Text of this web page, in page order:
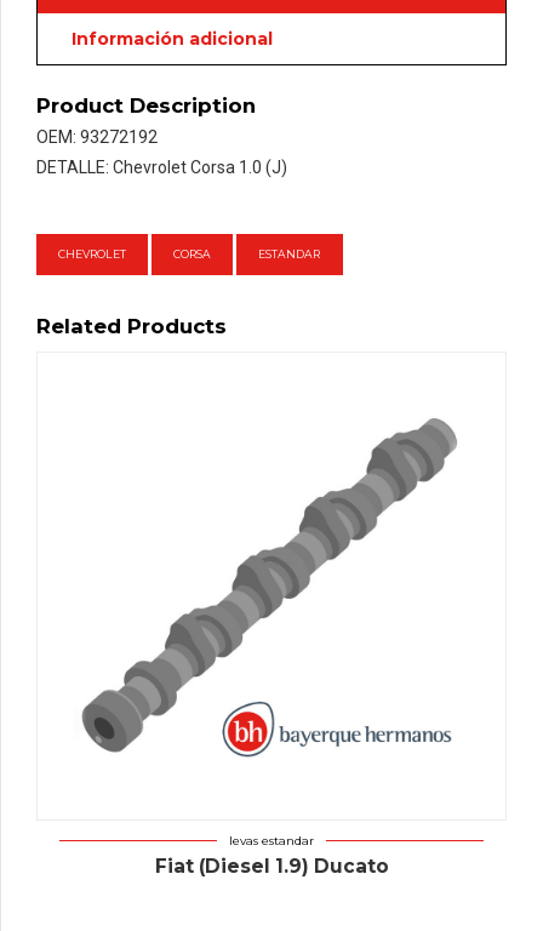
Información adicional
Product Description
OEM: 93272192
DETALLE: Chevrolet Corsa 1.0 (J)
CHEVROLET CORSA ESTANDAR
Related Products
levas estandar
Fiat (Diesel 1.9) Ducato